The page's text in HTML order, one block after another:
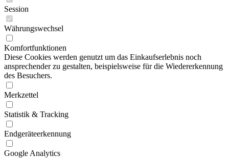
Session
Währungswechsel
Komfortfunktionen
Diese Cookies werden genutzt um das Einkaufserlebnis noch
ansprechender zu gestalten, beispielsweise für die Wiedererkennung
des Besuchers.
Merkzettel
Statistik & Tracking
Endgeräteerkennung
Google Analytics